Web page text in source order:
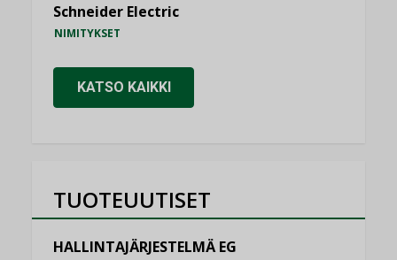
Schneider Electric
NIMITYKSET
KATSO KAIKKI
TUOTEUUTISET
HALLINTAJÄRJESTELMÄ EG